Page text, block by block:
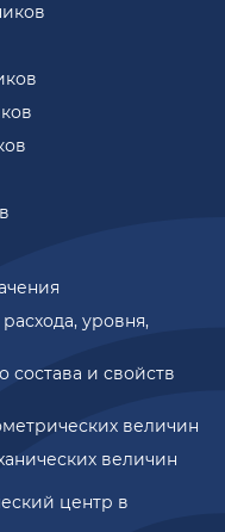
центр в
уровня,
и свойств
величин
величин